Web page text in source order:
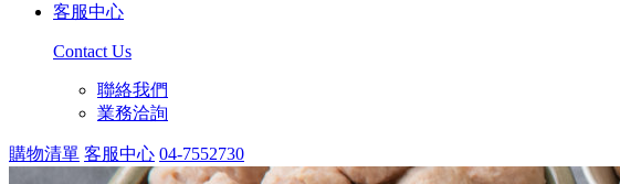
客服中心
Contact Us
聯絡我們
業務洽詢
購物清單 客服中心 04-7552730